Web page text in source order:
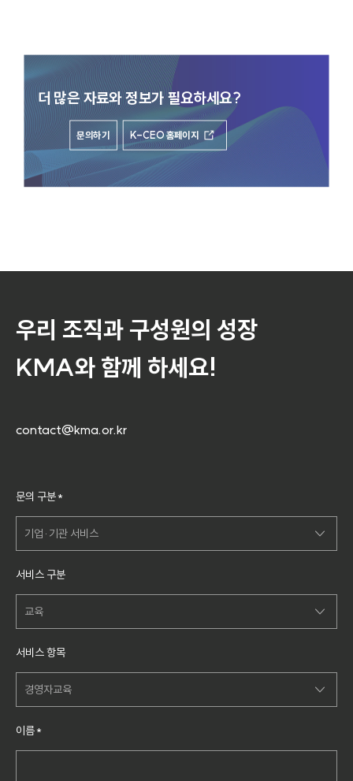
경영에 몰두하는 경영자들에게 하계 휴식을 겸해
경제·경영·문화·예술 등다양한 분야의 정보와 지식을
제시하는 대한민국 최고의 종합 경영자 세미나 과정입니다.
2026년 7월 제52회
장소 : 부산
더 많은 자료와 정보가 필요하세요?
문의하기 K-CEO 홈페이지
우리 조직과 구성원의 성장
KMA와 함께 하세요!
contact@kma.or.kr
문
내
용
문의 구분*
기업·기관 서비스
- 선택 -
기업·기관 서비스
공개교육·단체교육
회원사서비스
제휴·대행
홈페이지·시스템
기타
서비스 구분
교육
교육
컨설팅
플랫폼
강사섭외
서비스 항목
경영자교육
경영자교육
이름*